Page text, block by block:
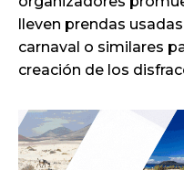
lleven prendas
carnaval o similares
creación de los